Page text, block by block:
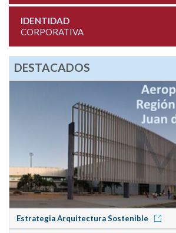
IDENTIDAD
CORPORATIVA
DESTACADOS
Estrategia Arquitectura Sostenible